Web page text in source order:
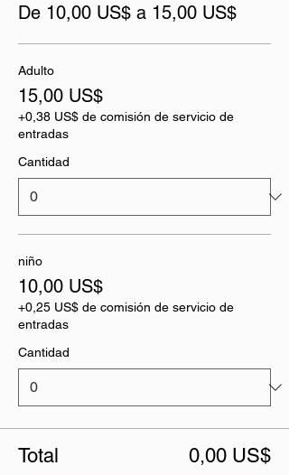
De 10,00 US$ a 15,00 US$
Adulto
15,00 US$
+0,38 US$ de comisión de servicio de
entradas
Cantidad
niño
10,00 US$
+0,25 US$ de comisión de servicio de
entradas
Cantidad
Total 0,00 US$